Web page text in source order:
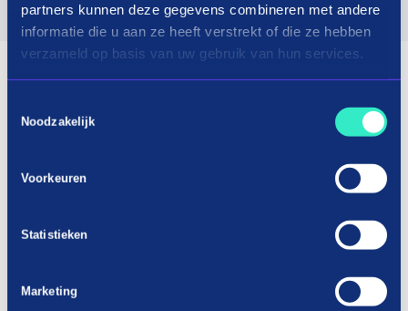
partners kunnen deze gegevens combineren met andere
informatie die u aan ze heeft verstrekt of die ze hebben
verzameld op basis van uw gebruik van hun services.
Noodzakelijk
Voorkeuren
Statistieken
Marketing